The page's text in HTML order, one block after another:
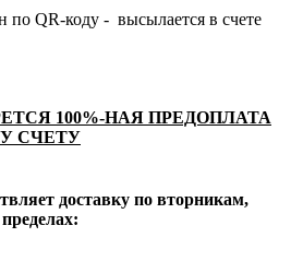
по QR-коду - высылается в счете
100%-НАЯ ПРЕДОПЛАТА
СЧЕТУ
доставку по вторникам,